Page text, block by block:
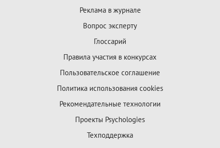
Реклама в журнале
Вопрос эксперту
Глоссарий
Правила участия в конкурсах
Пользовательское соглашение
Политика использования cookies
Рекомендательные технологии
Проекты Psychologies
Техподдержка